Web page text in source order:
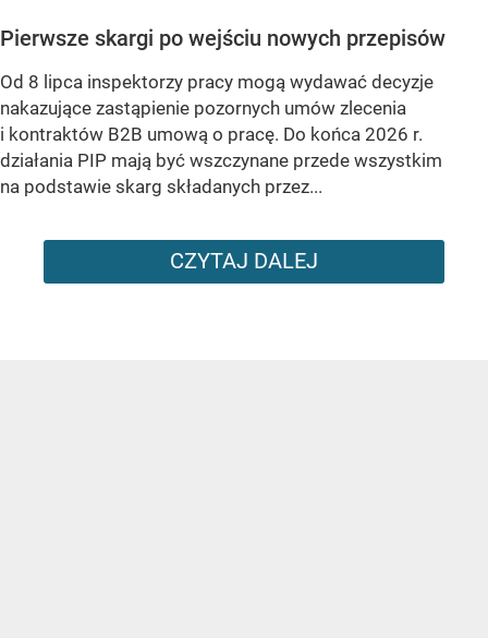
Pierwsze skargi po wejściu nowych przepisów
Od 8 lipca inspektorzy pracy mogą wydawać decyzje
nakazujące zastąpienie pozornych umów zlecenia
i kontraktów B2B umową o pracę. Do końca 2026 r.
działania PIP mają być wszczynane przede wszystkim
na podstawie skarg składanych przez...
CZYTAJ DALEJ